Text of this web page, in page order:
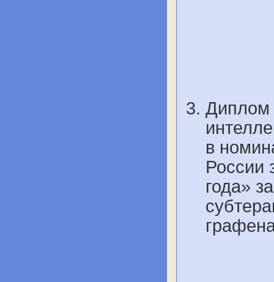
Диплом
в
России
года»